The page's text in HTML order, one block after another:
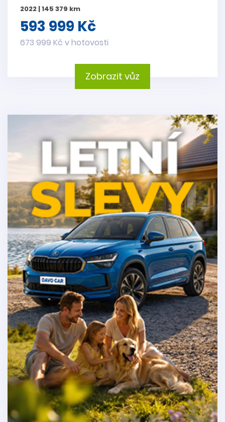
2022 | 145 379 km
593 999 Kč
673 999 Kč v hotovosti
Zobrazit vůz